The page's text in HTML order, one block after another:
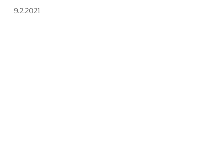
9.2.2021